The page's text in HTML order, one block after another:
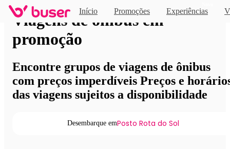
Início Promoções Experiências
Viagens de ônibus em
promoção
Encontre grupos de viagens de ônibus
com preços imperdíveis Preços e
das viagens sujeitos a disponibilidade
Desembarque emPosto Rota do Sol